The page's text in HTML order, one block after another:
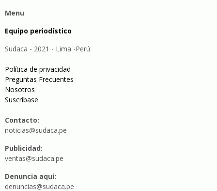
Menu
Equipo periodístico
Sudaca - 2021 - Lima -Perú
Política de privacidad
Preguntas Frecuentes
Nosotros
Suscríbase
Contacto:
noticias@sudaca.pe
Publicidad:
ventas@sudaca.pe
Denuncia aquí:
denuncias@sudaca.pe